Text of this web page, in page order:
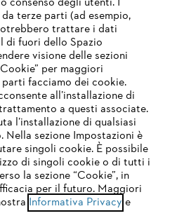
Line
generali Privacy policy Note legali
terze parti (ad esempio,
trattare i dati
di fuori dello Spazio
visione delle sezioni
per maggiori
parti facciamo dei cookie.
all’installazione di
a questi associate.
l’installazione di qualsiasi
sezione Impostazioni è
singoli cookie. È possibile
di singoli cookie o di tutti i
la sezione “Cookie”, in
per il futuro. Maggiori
Informativa Privacy e